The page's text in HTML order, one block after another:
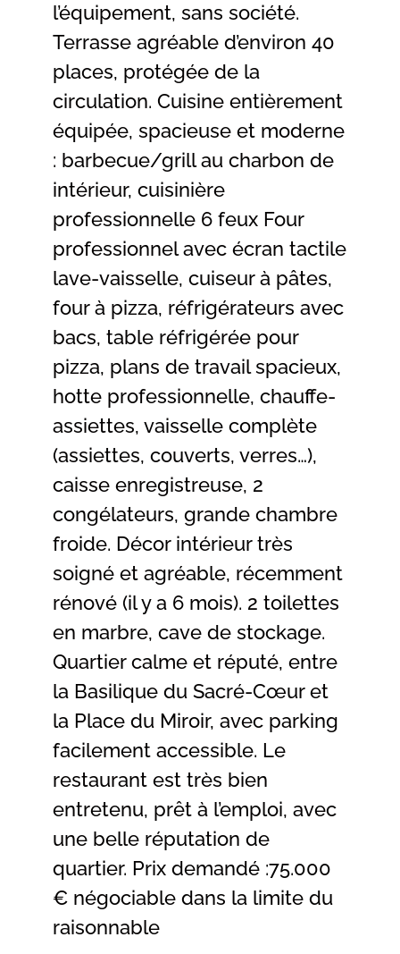
l’équipement, sans société.
Terrasse agréable d’environ 40
places, protégée de la
circulation. Cuisine entièrement
équipée, spacieuse et moderne
: barbecue/grill au charbon de
intérieur, cuisinière
professionnelle 6 feux Four
professionnel avec écran tactile
lave-vaisselle, cuiseur à pâtes,
four à pizza, réfrigérateurs avec
bacs, table réfrigérée pour
pizza, plans de travail spacieux,
hotte professionnelle, chauffe-
assiettes, vaisselle complète
(assiettes, couverts, verres…),
caisse enregistreuse, 2
congélateurs, grande chambre
froide. Décor intérieur très
soigné et agréable, récemment
rénové (il y a 6 mois). 2 toilettes
en marbre, cave de stockage.
Quartier calme et réputé, entre
la Basilique du Sacré-Cœur et
la Place du Miroir, avec parking
facilement accessible. Le
restaurant est très bien
entretenu, prêt à l’emploi, avec
une belle réputation de
quartier. Prix demandé :75.000
€ négociable dans la limite du
raisonnable